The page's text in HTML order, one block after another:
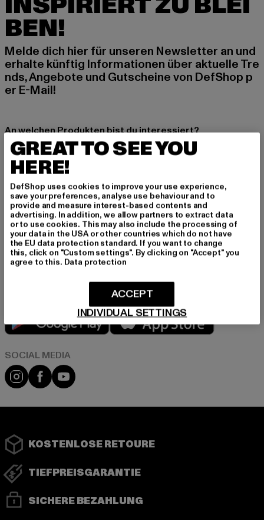
BEN!
Melde dich hier für unseren Newsletter an und
erhalte künftig Informationen über aktuelle Tre
nds, Angebote und Gutscheine von DefShop p
er E-Mail!
An welchen Produkten bist du interessiert?
MÄNNER
FRAUEN
E-MAIL
ANMELDEN
Informationen dazu, wie DefShop mit Deinen Daten umgeht, findest Du
in unserer Datenschutzerklärung. Du kannst Dich jederzeit kostenfei
abmelden.Datenschutzerklärung lesen.
Play market
Instagram
FacebookYouTube
KOSTENLOSE RETOURE
TIEFPREISGARANTIE
SICHERE BEZAHLUNG
GREAT TO SEE YOU
HERE!
DefShop uses cookies to improve your use experience,
save your preferences, analyse use behaviour and to
provide and measure interest-based contents and
advertising. In addition, we allow partners to extract data
or to use cookies. This may also include the processing of
your data in the USA or other countries which do not have
the EU data protection standard. If you want to change
this, click on "Custom settings". By clicking on "Accept" you
agree to this. Data protection
INDIVIDUAL SETTINGS
ACCEPT